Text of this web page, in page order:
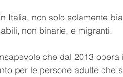
Italia, non solo solamente
non binarie, e migranti.
che dal 2013
per le persone adulte che